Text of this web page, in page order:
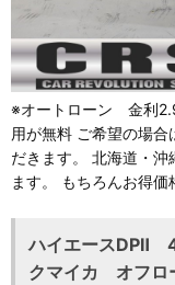
※オートローン 金利
用が無料 ご希望の場
だきます。 北海道・沖
ます。 もちろんお得
ハイエース
クマイカ オフロ